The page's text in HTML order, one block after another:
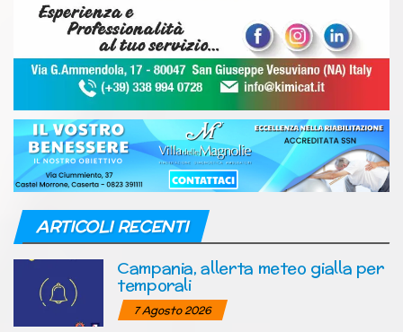
ARTICOLI RECENTI
Campania, allerta meteo gialla per
temporali
7 Agosto 2026